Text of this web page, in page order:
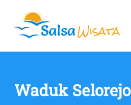
content
Waduk Selorejo